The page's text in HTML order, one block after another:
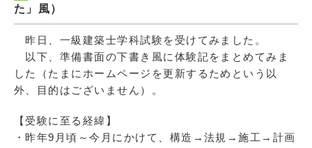
た」風）
昨日、一級建築士学科試験を受けてみました。
以下、準備書面の下書き風に体験記をまとめてみま
した（たまにホームページを更新するためという以
外、目的はございません）。
【受験に至る経緯】
・昨年9月頃～今月にかけて、構造→法規→施工→計画